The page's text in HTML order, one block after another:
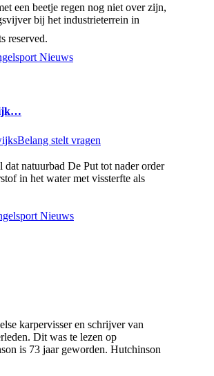
een beetje regen nog niet over zijn,
bij het industrieterrein in
Nieuws
natuurbad De Put tot nader order
in het water met vissterfte als
Nieuws
karpervisser en schrijver van
Dit was te lezen op
is 73 jaar geworden. Hutchinson
reserved.